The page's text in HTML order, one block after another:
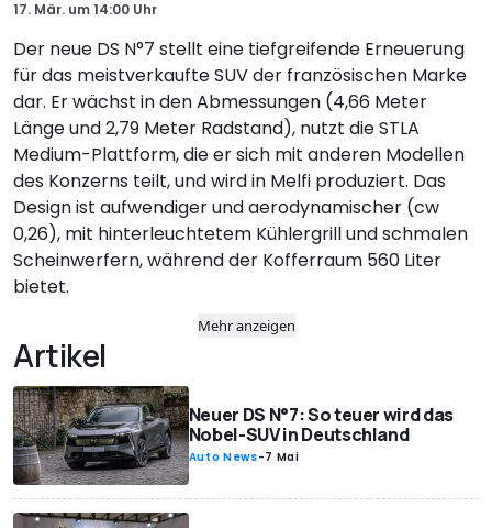
17. Mär. um14:00 Uhr
Der neue DS N°7 stellt eine tiefgreifende Erneuerung
für das meistverkaufte SUV der französischen Marke
dar. Er wächst in den Abmessungen (4,66 Meter
Länge und 2,79 Meter Radstand), nutzt die STLA
Medium-Plattform, die er sich mit anderen Modellen
des Konzerns teilt, und wird in Melfi produziert. Das
Design ist aufwendiger und aerodynamischer (cw
0,26), mit hinterleuchtetem Kühlergrill und schmalen
Scheinwerfern, während der Kofferraum 560 Liter
bietet.
Mehr anzeigen
Artikel
Neuer DS N°7: So teuer wird das
Nobel-SUV in Deutschland
Auto News-7 Mai